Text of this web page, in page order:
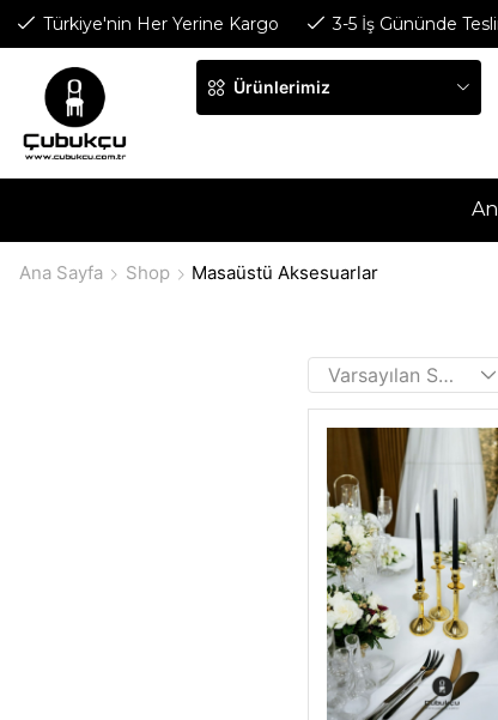
Türkiye'nin Her Yerine Kargo 3-5 İş Gününde
Ürünlerimiz
Ana Sayfa Shop Masaüstü Aksesuarlar